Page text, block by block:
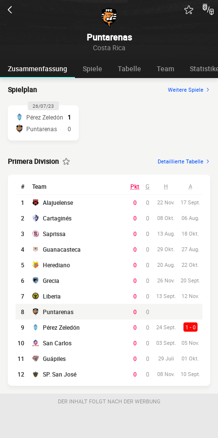
Puntarenas
Costa Rica
Zusammenfassung Spiele Tabelle Team
Spielplan Weitere Spiele
26/07/23
Pérez Zeledón
1
Puntarenas
0
Primera Division Detaillierte Tabelle
# Team Pkt G H A
1 Alajuelense 0 0 22 Nov. 17 Sept.
2 Cartaginés 0 0 08 Okt. 06 Aug.
3 Saprissa 0 0 13 Aug. 18 Okt.
4 Guanacasteca 0 0 29 Okt. 27 Aug.
5 Herediano 0 0 20 Aug. 22 Okt.
6 Grecia 0 0 26 Nov. 20 Sept.
7 Liberia 0 0 13 Sept. 12 Nov.
8 Puntarenas 0
0
9
Pérez Zeledón 0 0 24 Sept. 1 - 0
10 San Carlos 0 0 03 Sept. 05 Nov.
11 Guápiles 0 0 29 Juli 01 Okt.
12 SP. San José 0 0 08 Nov. 10 Sept.
DER INHALT FOLGT NACH DER WERBUNG